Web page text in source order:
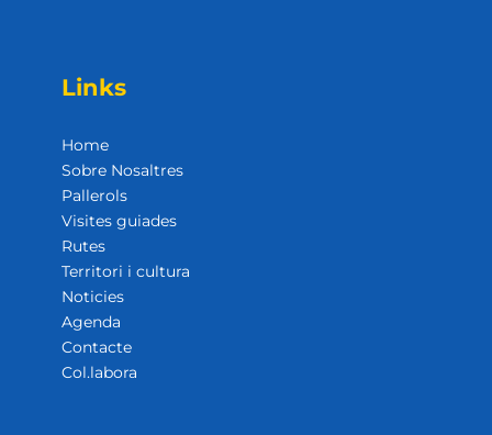
Links
Home
Sobre Nosaltres
Pallerols
Visites guiades
Rutes
Territori i cultura
Noticies
Agenda
Contacte
Col.labora